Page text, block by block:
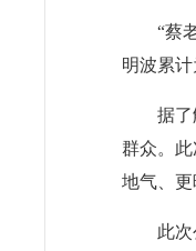
“蔡
明波累计
据
群众。
地气、更
此